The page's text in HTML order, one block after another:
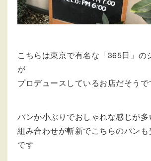
こちらは東京で有名な「365日」の
が
プロデュースしているお店だそうで
パンか小ぶりでおしゃれな感じが多
組み合わせが斬新でこちらのパンも
です